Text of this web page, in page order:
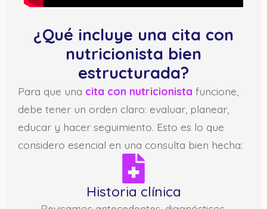
¿Qué incluye una cita con
nutricionista bien
estructurada?
Para que una cita con nutricionista funcione,
debe tener un orden claro: evaluar, planear,
educar y hacer seguimiento. Esto es lo que
considero esencial en una consulta bien hecha:
Historia clínica